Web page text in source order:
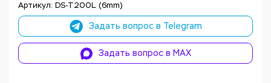
Артикул: DS-T200L (6mm)
Задать вопрос в Telegram
Задать вопрос в MAX